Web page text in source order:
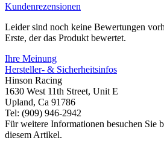
Kundenrezensionen
Leider sind noch keine Bewertungen
Erste, der das Produkt bewertet.
Ihre Meinung
Hersteller- & Sicherheitsinfos
Hinson Racing
1630 West 11th Street, Unit E
Upland, Ca 91786
Tel: (909) 946-2942
Für weitere Informationen besuchen Sie
diesem Artikel.